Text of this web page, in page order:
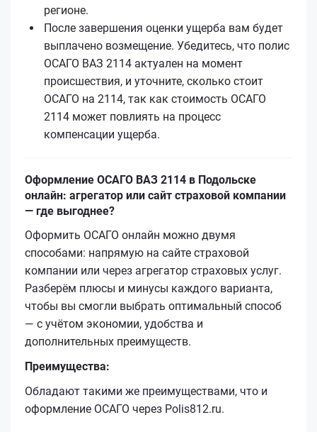
регионе.
После завершения оценки ущерба вам будет
выплачено возмещение. Убедитесь, что полис
ОСАГО ВАЗ 2114 актуален на момент
происшествия, и уточните, сколько стоит
ОСАГО на 2114, так как стоимость ОСАГО
2114 может повлиять на процесс
компенсации ущерба.
Оформление ОСАГО ВАЗ 2114 в Подольске
онлайн: агрегатор или сайт страховой компании
— где выгоднее?
Оформить ОСАГО онлайн можно двумя
способами: напрямую на сайте страховой
компании или через агрегатор страховых услуг.
Разберём плюсы и минусы каждого варианта,
чтобы вы смогли выбрать оптимальный способ
— с учётом экономии, удобства и
дополнительных преимуществ.
Преимущества:
Обладают такими же преимуществами, что и
оформление ОСАГО через Polis812.ru.